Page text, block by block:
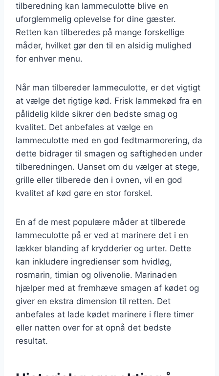
tilberedning kan lammeculotte blive en
uforglemmelig oplevelse for dine gæster.
Retten kan tilberedes på mange forskellige
måder, hvilket gør den til en alsidig mulighed
for enhver menu.
Når man tilbereder lammeculotte, er det vigtigt
at vælge det rigtige kød. Frisk lammekød fra en
pålidelig kilde sikrer den bedste smag og
kvalitet. Det anbefales at vælge en
lammeculotte med en god fedtmarmorering, da
dette bidrager til smagen og saftigheden under
tilberedningen. Uanset om du vælger at stege,
grille eller tilberede den i ovnen, vil en god
kvalitet af kød gøre en stor forskel.
En af de mest populære måder at tilberede
lammeculotte på er ved at marinere det i en
lækker blanding af krydderier og urter. Dette
kan inkludere ingredienser som hvidløg,
rosmarin, timian og olivenolie. Marinaden
hjælper med at fremhæve smagen af kødet og
giver en ekstra dimension til retten. Det
anbefales at lade kødet marinere i flere timer
eller natten over for at opnå det bedste
resultat.